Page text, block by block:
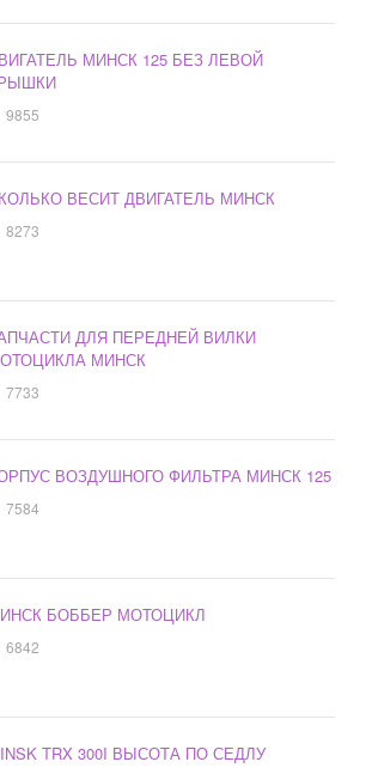
МИНСК 125 БЕЗ ЛЕВОЙ
9855
ВЕСИТ ДВИГАТЕЛЬ МИНСК
8273
ДЛЯ ПЕРЕДНЕЙ ВИЛКИ
МИНСК
7733
ВОЗДУШНОГО ФИЛЬТРА МИНСК 125
7584
БОББЕР МОТОЦИКЛ
6842
TRX 300I ВЫСОТА ПО СЕДЛУ